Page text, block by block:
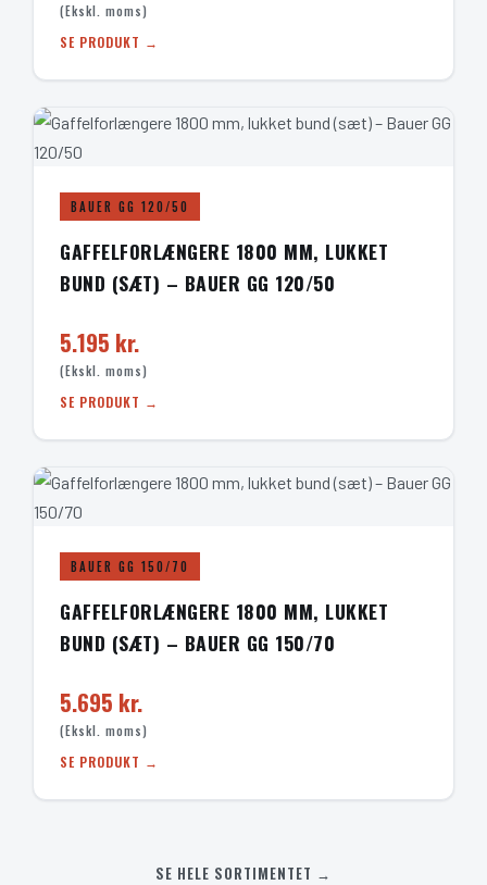
(Ekskl. moms)
SE PRODUKT →
BAUER GG 120/50
GAFFELFORLÆNGERE 1800 MM, LUKKET
BUND (SÆT) – BAUER GG 120/50
5.195 kr.
(Ekskl. moms)
SE PRODUKT →
BAUER GG 150/70
GAFFELFORLÆNGERE 1800 MM, LUKKET
BUND (SÆT) – BAUER GG 150/70
5.695 kr.
(Ekskl. moms)
SE PRODUKT →
SE HELE SORTIMENTET →